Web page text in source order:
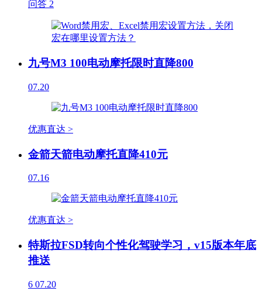
问答 2
九号M3 100电动摩托限时直降800
07.20
优惠直达 >
金箭天箭电动摩托直降410元
07.16
优惠直达 >
特斯拉FSD转向个性化驾驶学习，v15版本年底
推送
6 07.20